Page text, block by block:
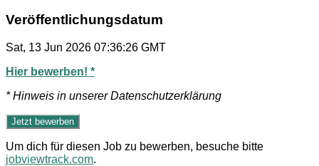
Veröffentlichungsdatum
Sat, 13 Jun 2026 07:36:26 GMT
Hier bewerben! *
* Hinweis in unserer Datenschutzerklärung
Um dich für diesen Job zu bewerben, besuche bitte
jobviewtrack.com.